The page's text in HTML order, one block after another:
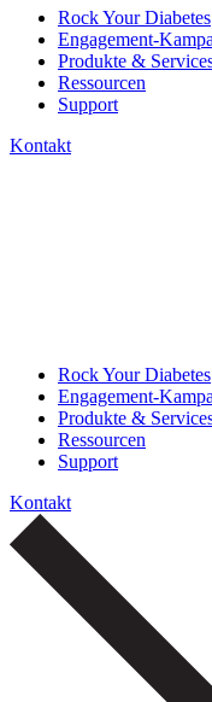
Rock Your Diabetes
Engagement-
Produkte &
Ressourcen
Support
Kontakt
Rock Your Diabetes
Engagement-
Produkte &
Ressourcen
Support
Kontakt